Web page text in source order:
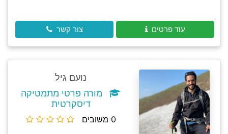
עוד פרטים צור קשר
נועם גיל
מורה פרטי מתמטיקה
דיסקרטית
0 משובים